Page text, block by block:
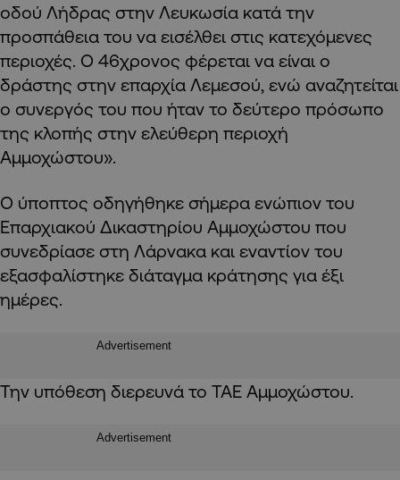
οδού Λήδρας στην Λευκωσία κατά την
προσπάθεια του να εισέλθει στις κατεχόμενες
περιοχές. Ο 46χρονος φέρεται να είναι ο
δράστης στην επαρχία Λεμεσού, ενώ αναζητείται
ο συνεργός του που ήταν το δεύτερο πρόσωπο
της κλοπής στην ελεύθερη περιοχή
Αμμοχώστου».
Ο ύποπτος οδηγήθηκε σήμερα ενώπιον του
Επαρχιακού Δικαστηρίου Αμμοχώστου που
συνεδρίασε στη Λάρνακα και εναντίον του
εξασφαλίστηκε διάταγμα κράτησης για έξι
ημέρες.
Advertisement
Την υπόθεση διερευνά το ΤΑΕ Αμμοχώστου.
Advertisement